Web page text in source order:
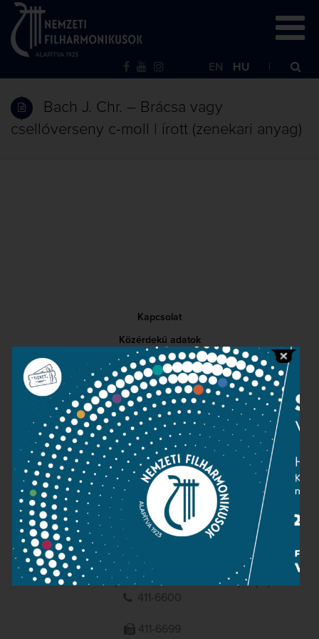
EN HU
Bach J. Chr. – Brácsa vagy
csellóverseny c-moll | írott (zenekari anyag)
Kapcsolat
Közérdekű adatok
Sajtószoba
Adatvédelem
Impresszum
NEMZETI
FILHARMONIKUSOK
1095 Budapest, Komor Marcell u. 1. (Müpa)
411-6600
411-6699